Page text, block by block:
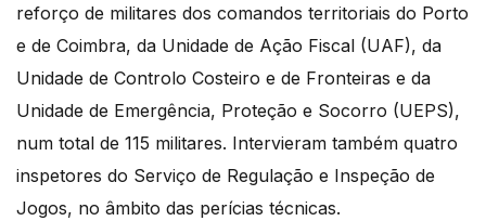
reforço de militares dos comandos territoriais do Porto
e de Coimbra, da Unidade de Ação Fiscal (UAF), da
Unidade de Controlo Costeiro e de Fronteiras e da
Unidade de Emergência, Proteção e Socorro (UEPS),
num total de 115 militares. Intervieram também quatro
inspetores do Serviço de Regulação e Inspeção de
Jogos, no âmbito das perícias técnicas.